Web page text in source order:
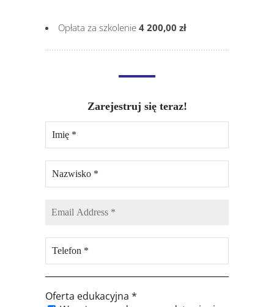
Opłata za szkolenie 4 200,00 zł
Zarejestruj się teraz!
Oferta edukacyjna *